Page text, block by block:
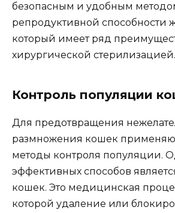
безопасным и удобным
репродуктивной способности
который имеет ряд
хирургической стерилизацией.
Контроль популяции
Для предотвращения
размножения кошек
методы контроля популяции.
эффективных способов
кошек. Это медицинская
которой удаление или